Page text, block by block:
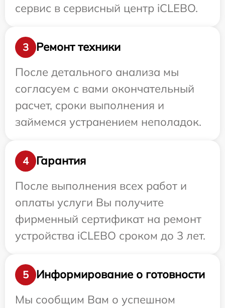
сервис в сервисный центр iCLEBO.
3
Ремонт техники
После детального анализа мы
согласуем с вами окончательный
расчет, сроки выполнения и
займемся устранением неполадок.
4
Гарантия
После выполнения всех работ и
оплаты услуги Вы получите
фирменный сертификат на ремонт
устройства iCLEBO сроком до 3 лет.
5
Информирование о готовности
Мы сообщим Вам о успешном